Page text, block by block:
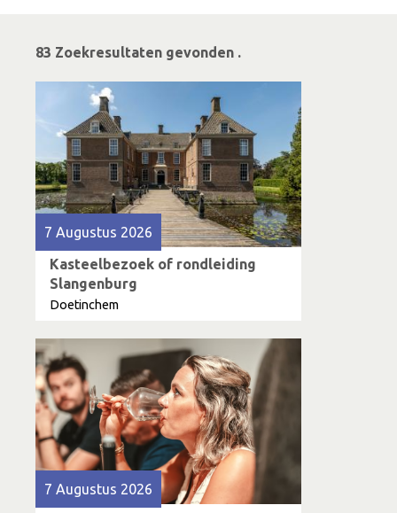
Rondleidingen & Excursies
Wandel- & Fietstochten
Theater
Festivals
Uitgaan
Film
Markt & braderieën
Kids
Workshops
83 Zoekresultaten gevonden .
7 Augustus 2026
Kasteelbezoek of rondleiding
Slangenburg
Doetinchem
7 Augustus 2026